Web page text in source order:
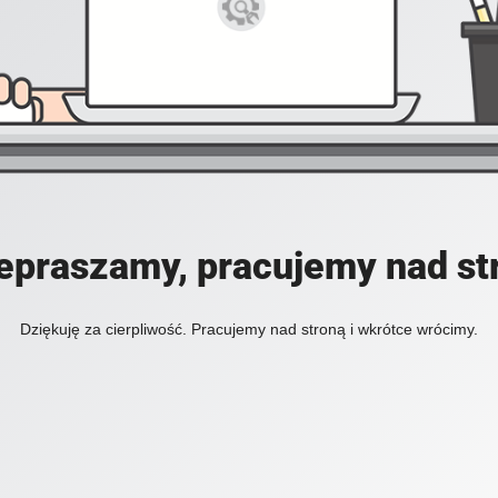
pracujemy nad
Dziękuję za cierpliwość. Pracujemy nad stroną i wkrótce wrócimy.